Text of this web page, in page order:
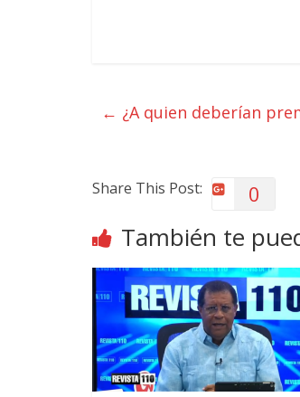
← ¿A quien deberían
Share This Post: 0
También te